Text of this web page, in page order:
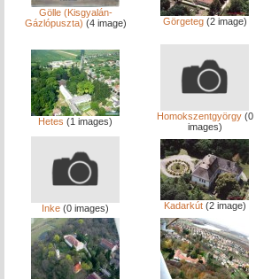
Gölle (Kisgyalán-
Gázlópuszta) (4 image) Görgeteg(2 image)
Hetes (1 images) Homokszentgyörgy(0
images)
Inke (0 images) Kadarkút(2 image)